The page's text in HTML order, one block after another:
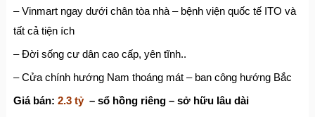
– Vinmart ngay dưới chân tòa nhà – bệnh viện quốc tế ITO và
tất cả tiện ích
– Đời sống cư dân cao cấp, yên tĩnh..
– Cửa chính hướng Nam thoáng mát – ban công hướng Bắc
Giá bán: 2.3 tỷ– sổ hồng riêng – sở hữu lâu dài